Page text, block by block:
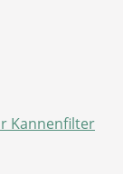
Kannenfilter